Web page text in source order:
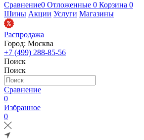
Сравнение0 Отложенные 0 Корзина 0
Шины Акции Услуги Магазины
Распродажа
Город: Москва
+7 (499) 288-85-56
Поиск
Поиск
Сравнение
0
Избранное
0